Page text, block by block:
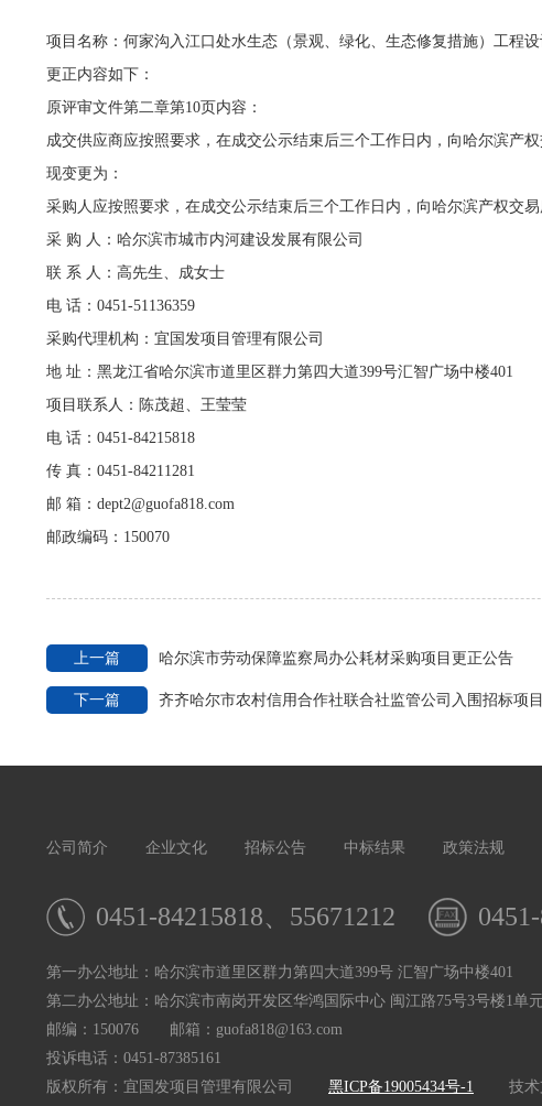
项目名称：何家沟入江口处水生态（景观、绿化、生态修复措施）工程
更正内容如下：
原评审文件第二章第10页内容：
成交供应商应按照要求，在成交公示结束后三个工作日内，向哈尔滨产
现变更为：
采购人应按照要求，在成交公示结束后三个工作日内，向哈尔滨产权交易
采 购 人：哈尔滨市城市内河建设发展有限公司
联 系 人：高先生、成女士
电 话： 0451-51136359
采购代理机构：宜国发项目管理有限公司
地 址：黑龙江省哈尔滨市道里区群力第四大道399号汇智广场中楼401
项目联系人：陈茂超、王莹莹
电 话： 0451-84215818
传 真： 0451-84211281
邮 箱： dept2@guofa818.com
邮政编码： 150070
上一篇 哈尔滨市劳动保障监察局办公耗材采购项目更正公告
下一篇 齐齐哈尔市农村信用合作社联合社监管公司入围招标项
公司简介 企业文化 招标公告 中标结果 政策法规
0451-84215818、55671212
第一办公地址：哈尔滨市道里区群力第四大道399号 汇智广场中楼401
第二办公地址：哈尔滨市南岗开发区华鸿国际中心 闽江路75号3号楼1单
邮编：150076 邮箱：guofa818@163.com
投诉电话：0451-87385161
版权所有：宜国发项目管理有限公司 黑ICP备19005434号-1 技术